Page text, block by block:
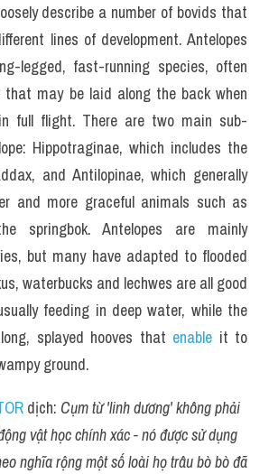
describe a number of bovids that
lines of development. Antelopes
legged, fast-running species, often
that may be laid along the back when
full flight. There are two main sub-
Hippotraginae, which includes the
and Antilopinae, which generally
and more graceful animals such as
springbok. Antelopes are mainly
but many have adapted to flooded
waterbucks and lechwes are all good
feeding in deep water, while the
splayed hooves that enable it to
ground.
dịch: Cụm từ 'linh dương' không phải
vật học chính xác - nó được sử dụng
nghĩa rộng một số loài họ trâu bò bò đã